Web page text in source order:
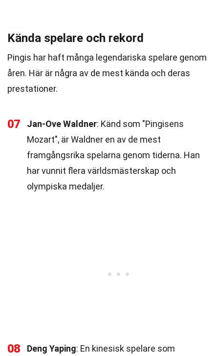
Kända spelare och rekord
Pingis har haft många legendariska spelare genom
åren. Här är några av de mest kända och deras
prestationer.
07 Jan-Ove Waldner: Känd som "Pingisens
Mozart", är Waldner en av de mest
framgångsrika spelarna genom tiderna. Han
har vunnit flera världsmästerskap och
olympiska medaljer.
08 Deng Yaping: En kinesisk spelare som